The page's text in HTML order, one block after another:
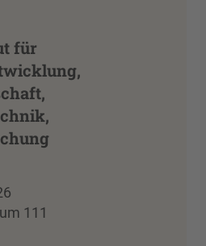
für
111